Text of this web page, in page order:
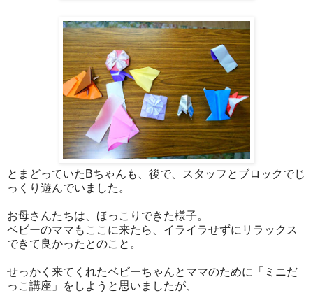
とまどっていたBちゃんも、後で、スタッフとブロックでじ
っくり遊んでいました。
お母さんたちは、ほっこりできた様子。
ベビーのママもここに来たら、イライラせずにリラックス
できて良かったとのこと。
せっかく来てくれたベビーちゃんとママのために「ミニだ
っこ講座」をしようと思いましたが、